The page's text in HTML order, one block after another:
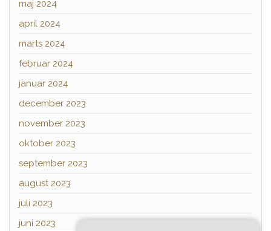
maj 2024
april 2024
marts 2024
februar 2024
januar 2024
december 2023
november 2023
oktober 2023
september 2023
august 2023
juli 2023
juni 2023